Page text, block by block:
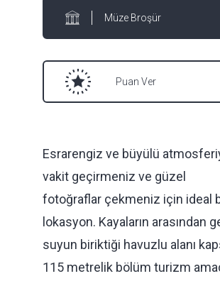
Esrarengiz ve büyülü
vakit geçirmeniz ve güzel
fotoğraflar çekmeniz için ideal
lokasyon. Kayaların arasından
suyun biriktiği havuzlu alanı
115 metrelik bölüm turizm
Müze Broşür
Puan Ver